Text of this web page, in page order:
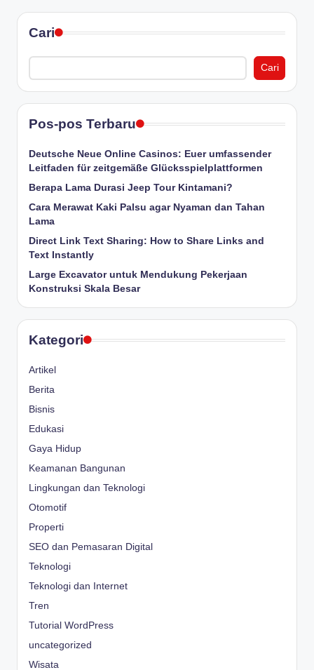
Cari
Cari
Pos-pos Terbaru
Deutsche Neue Online Casinos: Euer umfassender
Leitfaden für zeitgemäße Glücksspielplattformen
Berapa Lama Durasi Jeep Tour Kintamani?
Cara Merawat Kaki Palsu agar Nyaman dan Tahan
Lama
Direct Link Text Sharing: How to Share Links and
Text Instantly
Large Excavator untuk Mendukung Pekerjaan
Konstruksi Skala Besar
Kategori
Artikel
Berita
Bisnis
Edukasi
Gaya Hidup
Keamanan Bangunan
Lingkungan dan Teknologi
Otomotif
Properti
SEO dan Pemasaran Digital
Teknologi
Teknologi dan Internet
Tren
Tutorial WordPress
uncategorized
Wisata